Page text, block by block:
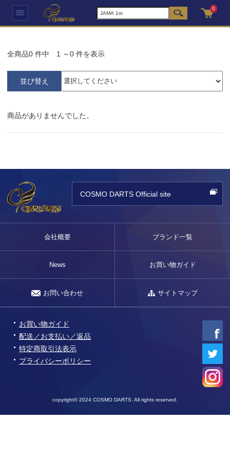
0
全商品0 件中 1 ～0 件を表示
並び替え
商品がありませんでした。
COSMO DARTS Official site
会社概要 ブランド一覧
News お買い物ガイド
お問い合わせ サイトマップ
お買い物ガイド
配送／お支払い／返品
特定商取引法表示
プライバシーポリシー
copyright© 2024 COSMO DARTS. All rights reserved.